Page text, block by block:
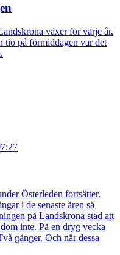
växer för varje år.
tio på förmiddagen var det
Österleden fortsätter.
i de senaste åren så
på Landskrona stad att
inte. På en dryg vecka
gånger. Och när dessa